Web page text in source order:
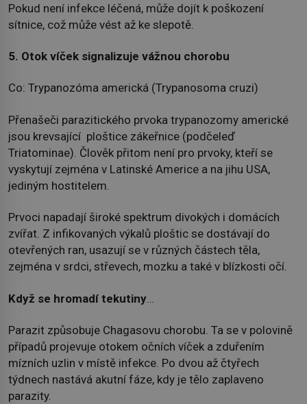
Pokud není infekce léčená, může dojít k poškození
sítnice, což může vést až ke slepotě.
5. Otok víček signalizuje vážnou chorobu
Co: Trypanozóma americká (Trypanosoma cruzi)
Přenašeči parazitického prvoka trypanozomy americké
jsou krevsající ploštice zákeřnice (podčeleď
Triatominae). Člověk přitom není pro prvoky, kteří se
vyskytují zejména v Latinské Americe a na jihu USA,
jediným hostitelem.
Prvoci napadají široké spektrum divokých i domácích
zvířat. Z infikovaných výkalů ploštic se dostávají do
otevřených ran, usazují se v různých částech těla,
zejména v srdci, střevech, mozku a také v blízkosti očí.
Když se hromadí tekutiny
Parazit způsobuje Chagasovu chorobu. Ta se v polovině
případů projevuje otokem očních víček a zduřením
mízních uzlin v místě infekce. Po dvou až čtyřech
týdnech nastává akutní fáze, kdy je tělo zaplaveno
parazity.